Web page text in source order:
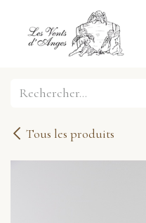
Se rendre au contenu
Tous les produits